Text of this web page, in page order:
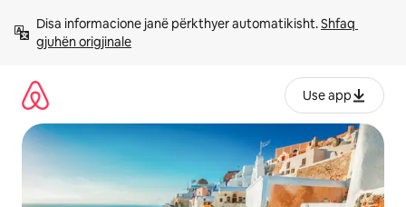
përmbajtja
Disa informacione janë përkthyer automatikisht. Shfaq
gjuhën origjinale
Use app